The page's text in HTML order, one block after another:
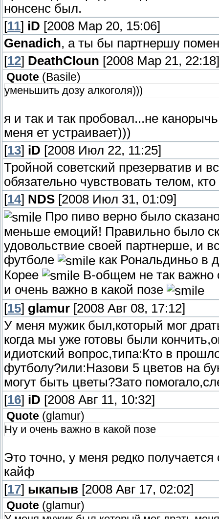
нонсенс был.
[11] iD [2008 Мар 20, 15:06]
Genadich, а ты бы партнершу
[12] DeathCloun [2008 Мар 21, 22:18]
Quote ( Basile)
уменьшить дозу алкоголя)))
я и так и так пробовал...не
меня ет устраивает)))
[13] iD [2008 Июл 22, 11:25]
Тройной советский презерватив и
обязательно чувствовать телом,
[14] NDS [2008 Июл 31, 01:09]
Про пиво верно было
меньше емоций! Правильно было
удовольствие своей партнерше, и
футболе
как Рональдиньо в
Корее
В-общем не так важно
и очень важно в какой позе
[15] glamur [2008 Авг 08, 17:12]
У меня мужик был,который мог
когда мы уже готовы были
идиотский вопрос,типа:Кто в
футболу?или:Назови 5 цветов на
могут быть цветы?Зато
[16] iD [2008 Авг 11, 10:32]
Quote (glamur)
Ну и очень важно в какой позе
Это точно, у меня редко
кайф
[17] ыкапыв [2008 Авг 17, 02:02]
Quote (glamur)